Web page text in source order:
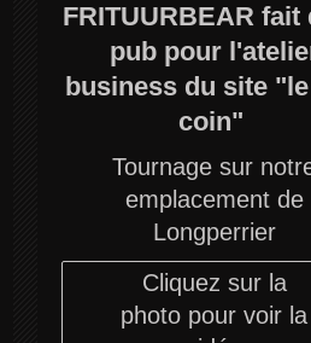
FRITUURBEAR fait
pub pour
business du site
coin"
Tournage sur
emplacement de
Longperrier
Cliquez sur la
photo pour voir la